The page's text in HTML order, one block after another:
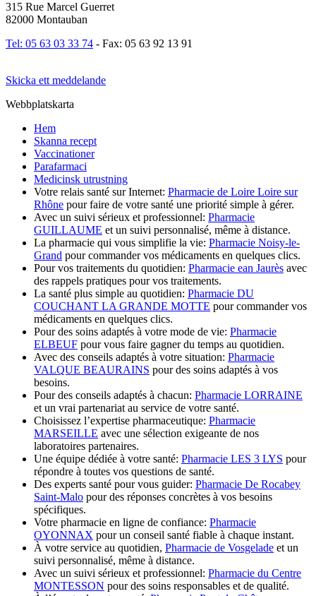
315 Rue Marcel Guerret
82000 Montauban
Tel: 05 63 03 33 74 - Fax: 05 63 92 13 91
Skicka ett meddelande
Webbplatskarta
Hem
Skanna recept
Vaccinationer
Parafarmaci
Medicinsk utrustning
Votre relais santé sur Internet: Pharmacie de Loire Loire sur
Rhône pour faire de votre santé une priorité simple à gérer.
Avec un suivi sérieux et professionnel: Pharmacie
GUILLAUME et un suivi personnalisé, même à distance.
La pharmacie qui vous simplifie la vie: Pharmacie Noisy-le-
Grand pour commander vos médicaments en quelques clics.
Pour vos traitements du quotidien: Pharmacie ean Jaurès avec
des rappels pratiques pour vos traitements.
La santé plus simple au quotidien: Pharmacie DU
COUCHANT LA GRANDE MOTTE pour commander vos
médicaments en quelques clics.
Pour des soins adaptés à votre mode de vie: Pharmacie
ELBEUF pour vous faire gagner du temps au quotidien.
Avec des conseils adaptés à votre situation: Pharmacie
VALQUE BEAURAINS pour des soins adaptés à vos
besoins.
Pour des conseils adaptés à chacun: Pharmacie LORRAINE
et un vrai partenariat au service de votre santé.
Choisissez l’expertise pharmaceutique: Pharmacie
MARSEILLE avec une sélection exigeante de nos
laboratoires partenaires.
Une équipe dédiée à votre santé: Pharmacie LES 3 LYS pour
répondre à toutes vos questions de santé.
Des experts santé pour vous guider: Pharmacie De Rocabey
Saint-Malo pour des réponses concrètes à vos besoins
spécifiques.
Votre pharmacie en ligne de confiance: Pharmacie
OYONNAX pour un conseil santé fiable à chaque instant.
À votre service au quotidien, Pharmacie de Vosgelade et un
suivi personnalisé, même à distance.
Avec un suivi sérieux et professionnel: Pharmacie du Centre
MONTESSON pour des soins responsables et de qualité.